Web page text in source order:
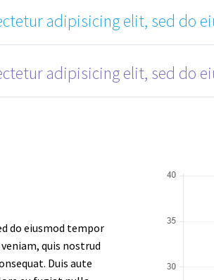
adipisicing elit, sed do
adipisicing elit, sed do
do eiusmod tempor
quis nostrud
Duis aute